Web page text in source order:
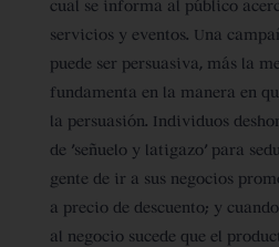
cual se informa al público
servicios y eventos. Una
puede ser persuasiva, más la
fundamenta en la manera en
la persuasión. Individuos
de ‘señuelo y latigazo’ para
gente de ir a sus negocios
a precio de descuento; y
al negocio sucede que el